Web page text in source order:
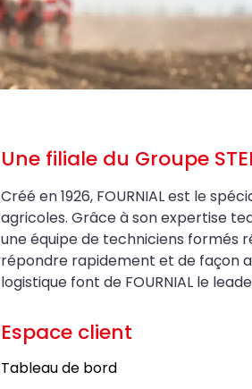
Une filiale du Groupe
Créé en 1926, FOURNIAL est le
agricoles. Grâce à son expertise
une équipe de techniciens formés
répondre rapidement et de façon
logistique font de FOURNIAL le
Espace client
Tableau de bord